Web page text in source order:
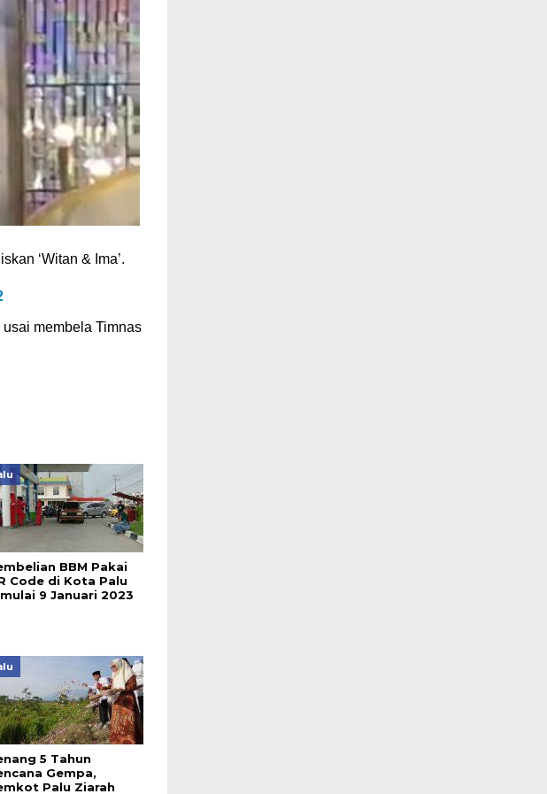
‘Witan & Ima’.
membela Timnas
BBM Pakai
Code di Kota Palu
9 Januari 2023
5 Tahun
Gempa,
Palu Ziarah